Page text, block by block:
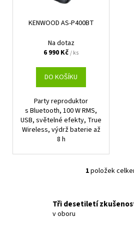
KENWOOD AS-P400BT
Na dotaz
6 990 Kč/ ks
DO KOŠÍKU
Party reproduktor
s Bluetooth, 100 W RMS,
USB, světelné efekty, True
Wireless, výdrž baterie až
8 h
O
l
á
1položek
Tři desetiletí
v oboru